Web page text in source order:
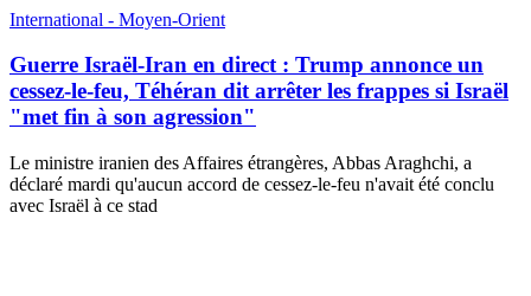
International - Moyen-Orient
Guerre Israël-Iran en direct : Trump annonce un
cessez-le-feu, Téhéran dit arrêter les frappes si Israël
"met fin à son agression"
Le ministre iranien des Affaires étrangères, Abbas Araghchi, a
déclaré mardi qu'aucun accord de cessez-le-feu n'avait été conclu
avec Israël à ce stad